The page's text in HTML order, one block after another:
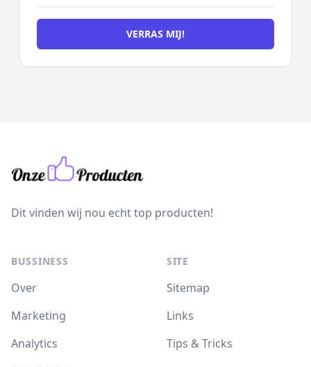
VERRAS MIJ!
Dit vinden wij nou echt top producten!
BUSSINESS
Over
Marketing
Analytics
SITE
Sitemap
Links
Tips & Tricks